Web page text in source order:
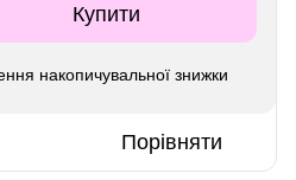
Купити
накопичувальної знижки
Порівняти